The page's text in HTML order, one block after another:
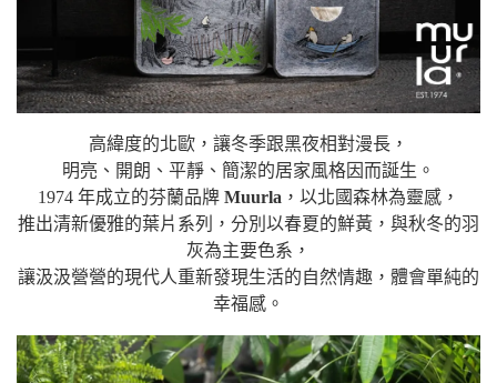
高緯度的北歐，讓冬季跟黑夜相對漫長，
明亮、開朗、平靜、簡潔的居家風格因而誕生。
1974 年成立的芬蘭品牌 Muurla ，以北國森林為靈感，
推出清新優雅的葉片系列，分別以春夏的鮮黃，與秋冬的羽
灰為主要色系，
讓汲汲營營的現代人重新發現生活的自然情趣，體會單純的
幸福感。